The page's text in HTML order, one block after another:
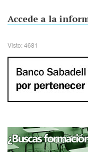
Accede a la
Visto: 4681